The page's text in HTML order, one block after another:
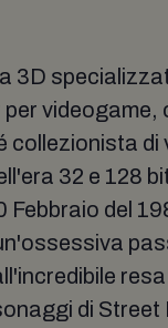
3D
videogame,
collezionista di
32 e 128
Febbraio del
resa
di Street